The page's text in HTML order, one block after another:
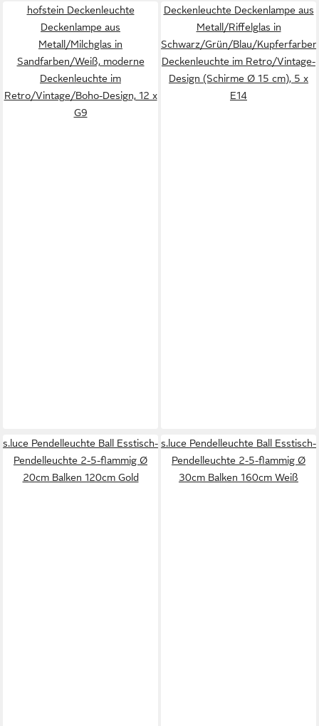
hofstein Deckenleuchte
Deckenlampe aus
Metall/Milchglas in
Sandfarben/Weiß, moderne
Deckenleuchte im
Retro/Vintage/Boho-Design, 12 x
G9
Deckenleuchte Deckenlampe aus
Metall/Riffelglas in
Schwarz/Grün/Blau/
Deckenleuchte im Retro/Vintage-
Design (Schirme Ø 15 cm), 5 x
E14
s.luce Pendelleuchte Ball Esstisch-
Pendelleuchte 2-5-flammig Ø
20cm Balken 120cm Gold
s.luce Pendelleuchte Ball Esstisch-
Pendelleuchte 2-5-flammig Ø
30cm Balken 160cm Weiß